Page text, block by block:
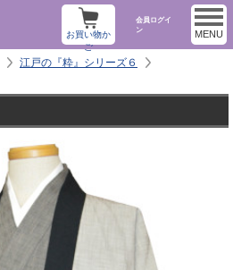
会員ログイ
ン
お買い物か
ご
MENU
江戸の『粋』シリーズ６